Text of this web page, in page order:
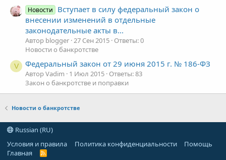
Новости
Вступает в силу федеральный закон о
внесении изменений в отдельные
законодательные акты в...
Автор blogger 27 Сен 2015 Ответы: 0
Новости о банкротстве
V Федеральный закон от 29 июня 2015 г. № 186-ФЗ
Автор Vadim 1 Июл 2015 Ответы: 83
Закон о банкротстве и поправки
Новости о банкротстве
Russian (RU)
Условия и правила
Политика конфиденциальности
Помощь
Главная
R